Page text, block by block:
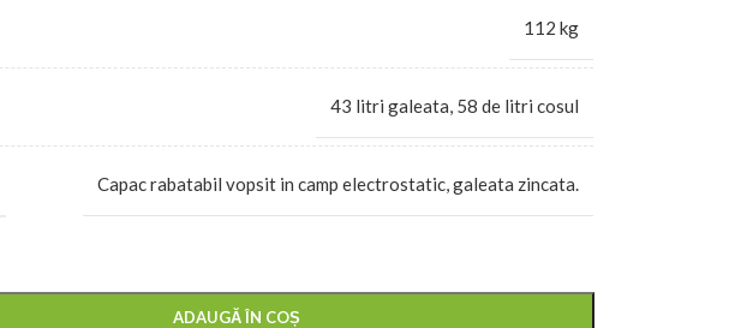
112 kg
43 litri galeata, 58 de litri cosul
Capac rabatabil vopsit in camp electrostatic, galeata zincata.
ADAUGĂ ÎN COȘ